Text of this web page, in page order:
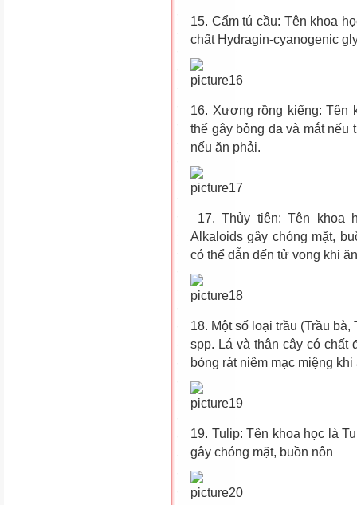
15. Cẩm tú cầu: Tên khoa
chất Hydragin-cyanogenic
16. Xương rồng kiểng: Tên
thể gây bỏng da và mắt
nếu ăn phải.
17. Thủy tiên: Tên khoa
Alkaloids gây chóng mặt,
có thể dẫn đến tử vong khi
18. Một số loại trầu (Trầu
spp. Lá và thân cây có chất
bỏng rát niêm mạc miệng khi
19. Tulip: Tên khoa học là
gây chóng mặt, buồn nôn